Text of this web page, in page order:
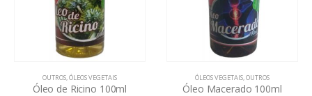
ÓLEOS VEGETAIS,OUTROS
Óleo Macerado 100ml
EXTRATOS E LÍQUIDOS,MEL DE ABELHA E DERIVADOS
Mel de Abelha 100ml